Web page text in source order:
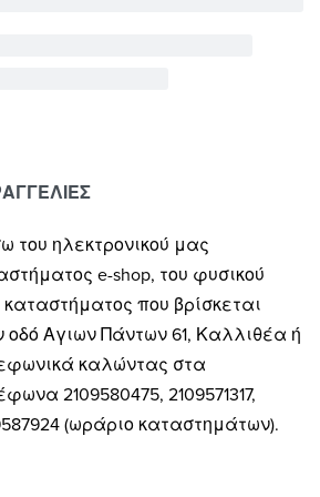
του ηλεκτρονικού μας
e-shop, του φυσικού
που βρίσκεται
οδό Αγιων Πάντων 61, Καλλιθέα ή
καλώντας στα
2109580475, 2109571317,
(ωράριο καταστημάτων).